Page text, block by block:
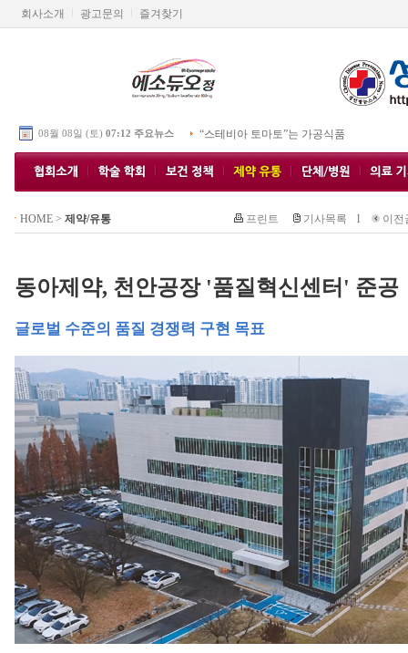
회사소개 광고문의 즐겨찾기
08월 08일 (토) 07:12 주요뉴스 “스테비아 토마토”는 가공식품
HOME> 제약/유통 프린트 기사목록 l 이전
동아제약, 천안공장 '품질혁신센터' 준공
글로벌 수준의 품질 경쟁력 구현 목표